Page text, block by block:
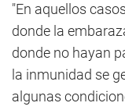
"En aquellos
donde la
donde no hayan
la inmunidad se
algunas